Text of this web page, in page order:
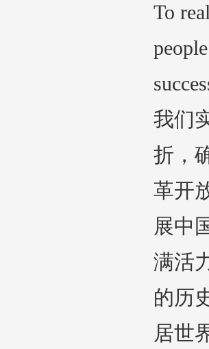
To
我们
折，
革开
展中
满活
的历
居世